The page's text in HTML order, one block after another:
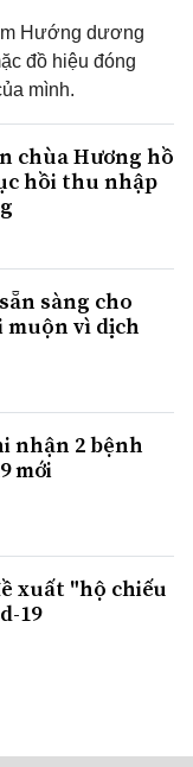
Hướng dương
đồ hiệu đóng
mình.
chùa Hương hồ
hồi thu nhập
sàng cho
muộn vì dịch
nhận 2 bệnh
mới
xuất "hộ chiếu
19